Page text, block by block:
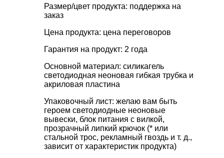
Размер/цвет продукта: поддержка на
заказ
Цена продукта: цена переговоров
Гарантия на продукт: 2 года
Основной материал: силикагель
светодиодная неоновая гибкая трубка и
акриловая пластина
Упаковочный лист: желаю вам быть
героем светодиодные неоновые
вывески, блок питания с вилкой,
прозрачный липкий крючок (* или
стальной трос, рекламный гвоздь и т. д.,
зависит от характеристик продукта)